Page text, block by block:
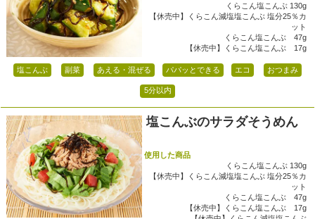
くらこん塩こんぶ 130g
【休売中】くらこん減塩塩こんぶ 塩分25％カ
ット
くらこん塩こんぶ 47g
【休売中】くらこん塩こんぶ 17g
塩こんぶ 副菜 あえる・混ぜる パパッとできる エコ おつまみ
5分以内
塩こんぶのサラダそうめん
使用した商品
くらこん塩こんぶ 130g
【休売中】くらこん減塩塩こんぶ 塩分25％カ
ット
くらこん塩こんぶ 47g
【休売中】くらこん塩こんぶ 17g